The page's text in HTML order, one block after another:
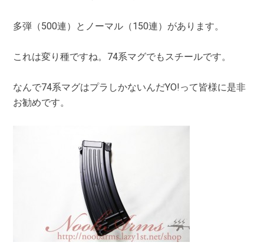
多弾（500連）とノーマル（150連）があります。
これは変り種ですね。74系マグでもスチールです。
なんで74系マグはプラしかないんだYO!って皆様に是非
お勧めです。